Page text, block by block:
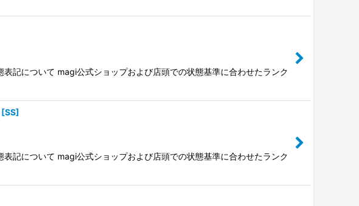
記について magi公式ショップおよび店頭での状態基準に合わせたランク
[SS]
記について magi公式ショップおよび店頭での状態基準に合わせたランク